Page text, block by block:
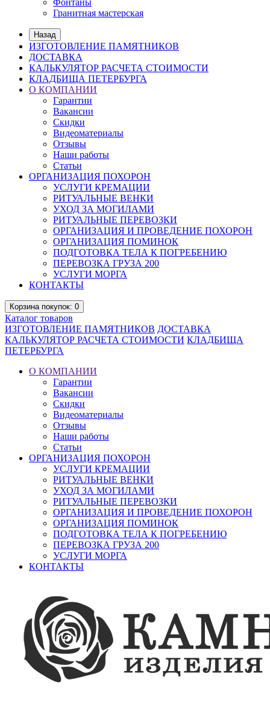
Фонтаны
Гранитная мастерская
Назад
ИЗГОТОВЛЕНИЕ ПАМЯТНИКОВ
ДОСТАВКА
КАЛЬКУЛЯТОР РАСЧЕТА СТОИМОСТИ
КЛАДБИЩА ПЕТЕРБУРГА
О КОМПАНИИ
Гарантии
Вакансии
Скидки
Видеоматериалы
Отзывы
Наши работы
Статьи
ОРГАНИЗАЦИЯ ПОХОРОН
УСЛУГИ КРЕМАЦИИ
РИТУАЛЬНЫЕ ВЕНКИ
УХОД ЗА МОГИЛАМИ
РИТУАЛЬНЫЕ ПЕРЕВОЗКИ
ОРГАНИЗАЦИЯ И ПРОВЕДЕНИЕ ПОХОРОН
ОРГАНИЗАЦИЯ ПОМИНОК
ПОДГОТОВКА ТЕЛА К ПОГРЕБЕНИЮ
ПЕРЕВОЗКА ГРУЗА 200
УСЛУГИ МОРГА
КОНТАКТЫ
Корзинапокупок: 0
Каталог товаров
ИЗГОТОВЛЕНИЕ ПАМЯТНИКОВ ДОСТАВКА
КАЛЬКУЛЯТОР РАСЧЕТА СТОИМОСТИ КЛАДБИЩА
ПЕТЕРБУРГА
О КОМПАНИИ
Гарантии
Вакансии
Скидки
Видеоматериалы
Отзывы
Наши работы
Статьи
ОРГАНИЗАЦИЯ ПОХОРОН
УСЛУГИ КРЕМАЦИИ
РИТУАЛЬНЫЕ ВЕНКИ
УХОД ЗА МОГИЛАМИ
РИТУАЛЬНЫЕ ПЕРЕВОЗКИ
ОРГАНИЗАЦИЯ И ПРОВЕДЕНИЕ ПОХОРОН
ОРГАНИЗАЦИЯ ПОМИНОК
ПОДГОТОВКА ТЕЛА К ПОГРЕБЕНИЮ
ПЕРЕВОЗКА ГРУЗА 200
УСЛУГИ МОРГА
КОНТАКТЫ